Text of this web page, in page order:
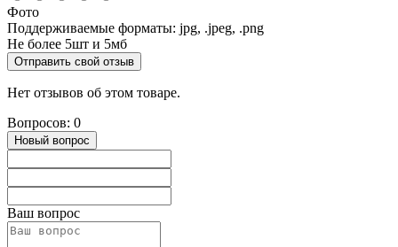
Фото
Поддерживаемые форматы: jpg, .jpeg, .png
Не более 5шт и 5мб
Отправить свой отзыв
Нет отзывов об этом товаре.
Вопросов: 0
Новый вопрос
Ваш вопрос